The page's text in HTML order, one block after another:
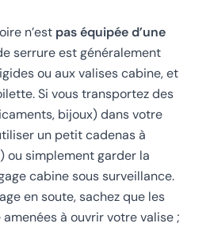
n’est pas équipée d’une
serrure est généralement
ou aux valises cabine, et
Si vous transportez des
bijoux) dans votre
un petit cadenas à
ou simplement garder la
cabine sous surveillance.
en soute, sachez que les
à ouvrir votre valise ;